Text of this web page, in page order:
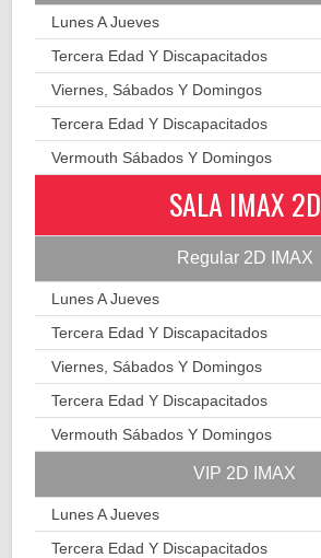
Lunes A Jueves
Tercera Edad Y Discapacitados
Viernes, Sábados Y Domingos
Tercera Edad Y Discapacitados
Vermouth Sábados Y Domingos
SALA IMAX 2D
Regular 2D IMAX
Lunes A Jueves
Tercera Edad Y Discapacitados
Viernes, Sábados Y Domingos
Tercera Edad Y Discapacitados
Vermouth Sábados Y Domingos
VIP 2D IMAX
Lunes A Jueves
Tercera Edad Y Discapacitados